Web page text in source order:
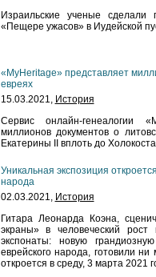
Израильские ученые сделали
«Пещере ужасов» в Иудейской
«MyHeritage» представляет
евреях
15.03.2021, История
Сервис онлайн-генеалогии
миллионов документов о
Екатерины II вплоть до
Уникальная экспозиция
народа
02.03.2021, История
Гитара Леонарда Коэна,
экраны» в человеческий
экспонаты: новую
еврейского народа, готовили
откроется в среду, 3 марта 2021